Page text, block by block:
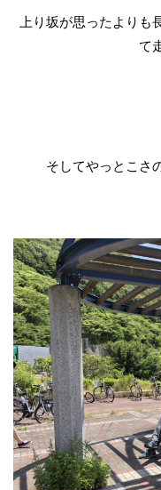
上り坂が思ったよりも
て
そしてやっとこさ